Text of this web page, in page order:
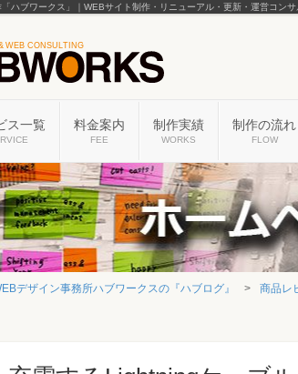
ハブワークス」｜WEBサイト制作・リニューアル・更新・運営コン
ス一覧 料金案内
FEE
制作実績
WORKS
制作の流れ
FLOW
デザイン事務所ハブワークスの『ハブログ』 商品レ